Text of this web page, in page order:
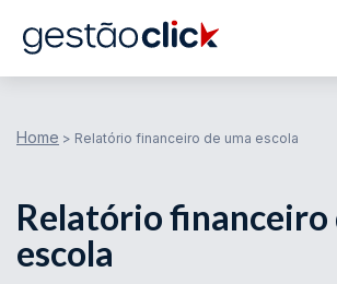
Home > Relatório financeiro de uma escola
Relatório financeiro
escola